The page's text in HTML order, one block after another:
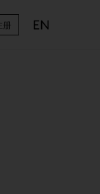
册